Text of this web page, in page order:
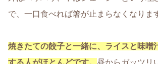
で、一口食べれば箸が止まらなくなりま
焼きたての餃子と一緒に、ライスと味噌
する人がほとんどです。 昼からガッツリ